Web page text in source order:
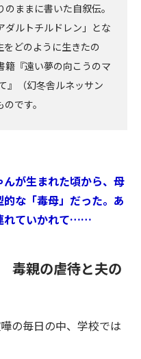
ままに書いた自叙伝。
ダルトチルドレン」とな
どのように生きたの
『遠い夢の向こうのマ
』（幻冬舎ルネッサン
です。
んが生まれた頃から、母
な「毒母」だった。あ
れていかれて……
毒親の虐待と夫の
の毎日の中、学校では